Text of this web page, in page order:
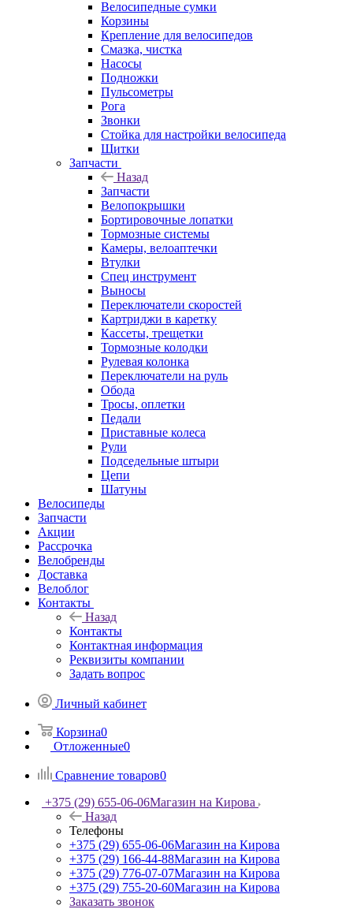
Велосипедные сумки
Корзины
Крепление для велосипедов
Смазка, чистка
Насосы
Подножки
Пульсометры
Рога
Звонки
Стойка для настройки велосипеда
Щитки
Запчасти
Назад
Запчасти
Велопокрышки
Бортировочные лопатки
Тормозные системы
Камеры, велоаптечки
Втулки
Спец инструмент
Выносы
Переключатели скоростей
Картриджи в каретку
Кассеты, трещетки
Тормозные колодки
Рулевая колонка
Переключатели на руль
Обода
Тросы, оплетки
Педали
Приставные колеса
Рули
Подседельные штыри
Цепи
Шатуны
Велосипеды
Запчасти
Акции
Рассрочка
Велобренды
Доставка
Велоблог
Контакты
Назад
Контакты
Контактная информация
Реквизиты компании
Задать вопрос
Личный кабинет
Корзина0
Отложенные0
Сравнение товаров0
+375 (29) 655-06-06Магазин на Кирова
Назад
Телефоны
+375 (29) 655-06-06Магазин на Кирова
+375 (29) 166-44-88Магазин на Кирова
+375 (29) 776-07-07Магазин на Кирова
+375 (29) 755-20-60Магазин на Кирова
Заказать звонок